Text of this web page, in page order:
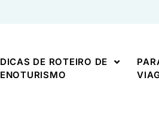
DICAS DE ROTEIRO DE
ENOTURISMO